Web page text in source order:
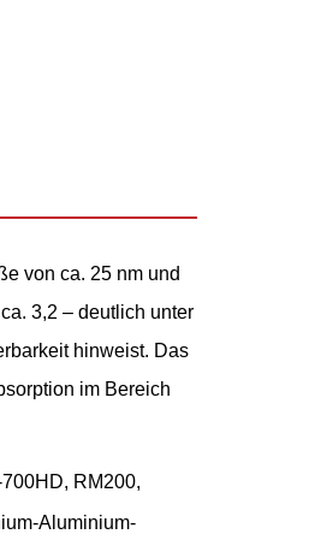
von ca. 25 nm und
3,2 – deutlich unter
hinweist. Das
im Bereich
RM200,
Aluminium-